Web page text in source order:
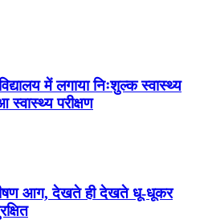
में लगाया निःशुल्क स्वास्थ्य
स्वास्थ्य परीक्षण
आग, देखते ही देखते धू-धूकर